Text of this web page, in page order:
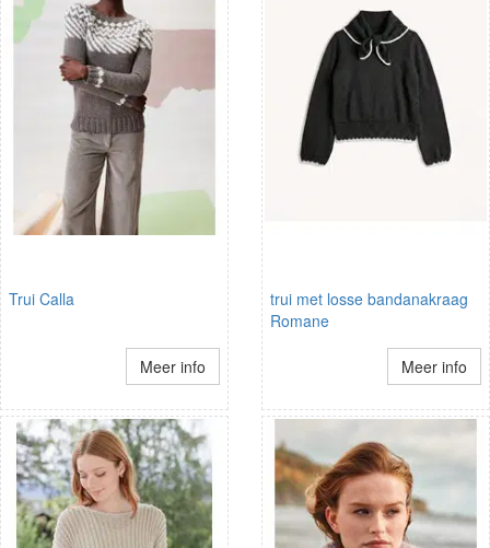
Trui Calla
Meer info
trui met losse bandanakraag
Romane
Meer info